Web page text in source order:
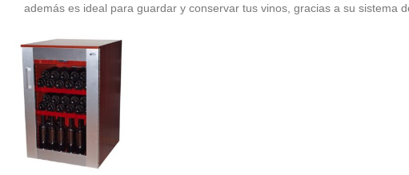
además es ideal para guardar y conservar tus vinos, gracias a su sistema